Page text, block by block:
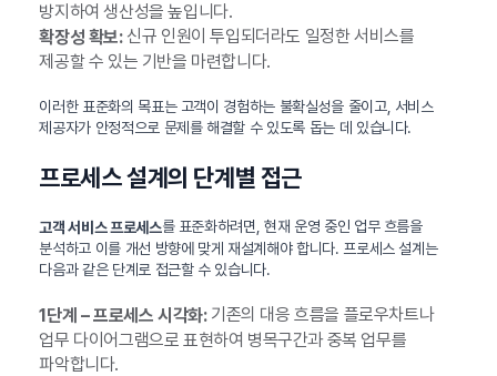
방지하여 생산성을 높입니다.
확장성 확보:신규 인원이 투입되더라도 일정한 서비스를
제공할 수 있는 기반을 마련합니다.
이러한 표준화의 목표는 고객이 경험하는 불확실성을 줄이고, 서비스
제공자가 안정적으로 문제를 해결할 수 있도록 돕는 데 있습니다.
프로세스 설계의 단계별 접근
고객 서비스 프로세스를 표준화하려면, 현재 운영 중인 업무 흐름을
분석하고 이를 개선 방향에 맞게 재설계해야 합니다. 프로세스 설계는
다음과 같은 단계로 접근할 수 있습니다.
1단계 – 프로세스 시각화:기존의 대응 흐름을 플로우차트나
업무 다이어그램으로 표현하여 병목구간과 중복 업무를
파악합니다.